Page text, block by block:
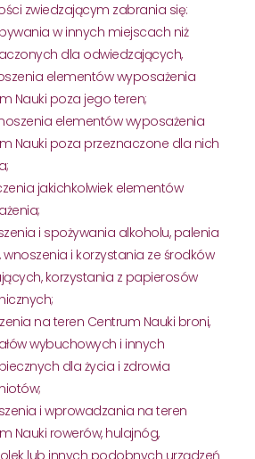
zwiedzającym zabrania się:
w innych miejscach niż
dla odwiedzających,
elementów wyposażenia
Nauki poza jego teren;
elementów wyposażenia
Nauki poza przeznaczone dla nich
jakichkolwiek elementów
i spożywania alkoholu, palenia
wnoszenia i korzystania ze środków
korzystania z papierosów
na teren Centrum Nauki broni,
wybuchowych i innych
dla życia i zdrowia
i wprowadzania na teren
Nauki rowerów, hulajnóg,